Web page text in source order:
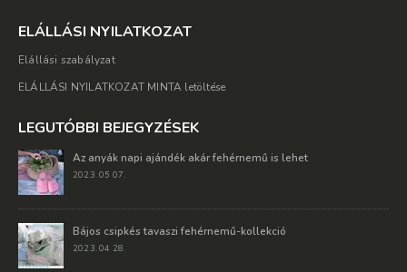
ELÁLLÁSI NYILATKOZAT
Elállási szabályzat
ELÁLLÁSI NYILATKOZAT MINTA letöltése
LEGUTÓBBI BEJEGYZÉSEK
Az anyák napi ajándék akár fehérnemű is lehet
2023. 05 07.
Bájos csipkés tavaszi fehérnemű-kollekció
2023. 04 28.